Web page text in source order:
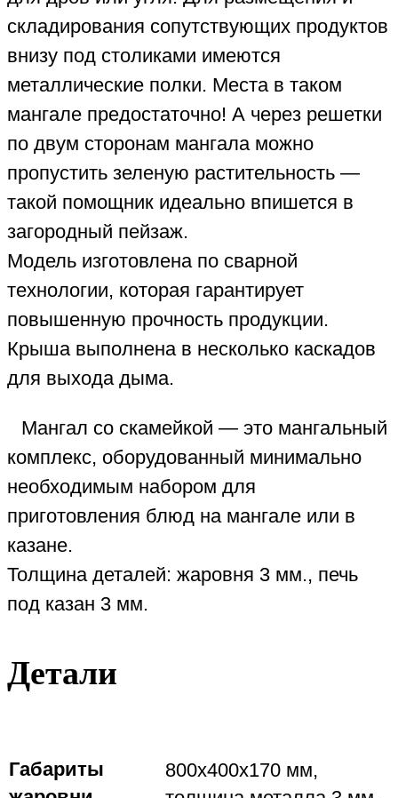
складирования сопутствующих продуктов
внизу под столиками имеются
металлические полки. Места в таком
мангале предостаточно! А через решетки
по двум сторонам мангала можно
пропустить зеленую растительность —
такой помощник идеально впишется в
загородный пейзаж.
Модель изготовлена по сварной
технологии, которая гарантирует
повышенную прочность продукции.
Крыша выполнена в несколько каскадов
для выхода дыма.
Мангал со скамейкой — это мангальный
комплекс, оборудованный минимально
необходимым набором для
приготовления блюд на мангале или в
казане.
Толщина деталей: жаровня 3 мм., печь
под казан 3 мм.
Детали
Габариты
800х400х170 мм,